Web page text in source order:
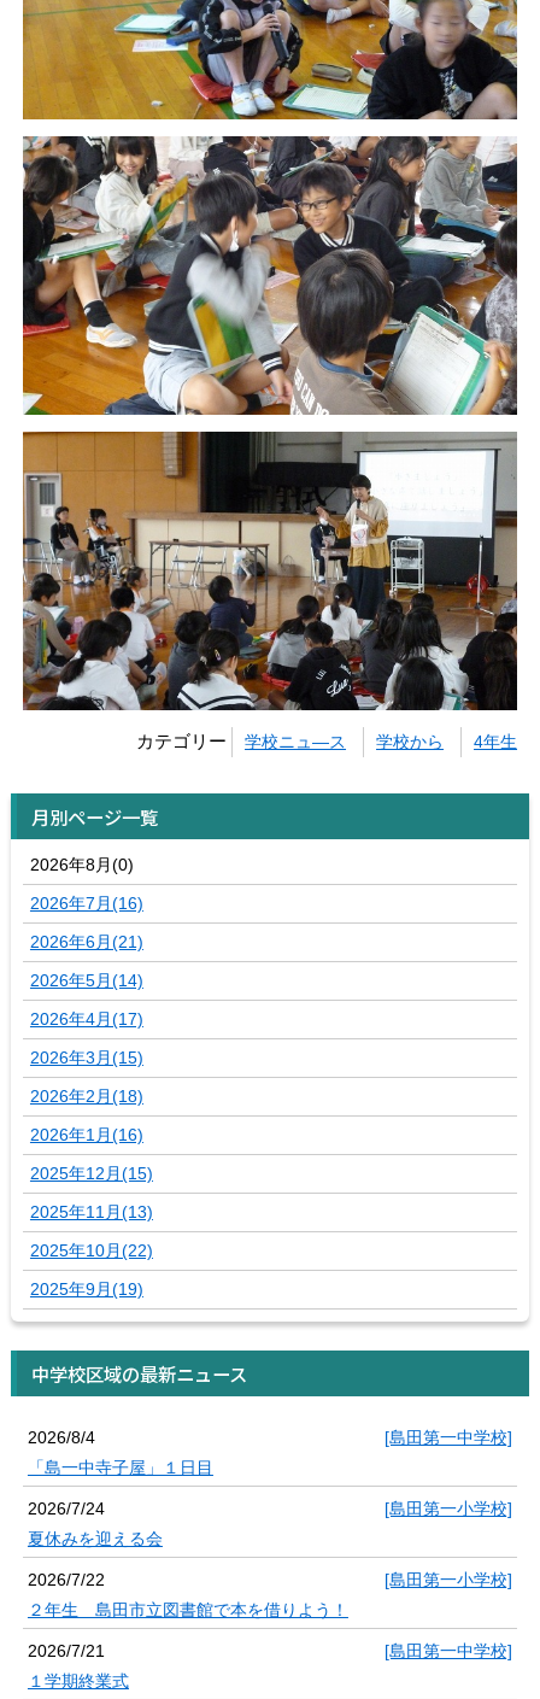
カテゴリー 学校ニュ―ス 学校から 4年生
月別ページ一覧
2026年8月(0)
2026年7月(16)
2026年6月(21)
2026年5月(14)
2026年4月(17)
2026年3月(15)
2026年2月(18)
2026年1月(16)
2025年12月(15)
2025年11月(13)
2025年10月(22)
2025年9月(19)
中学校区域の最新ニュース
2026/8/4
[島田第一中学校]
「島一中寺子屋」１日目
2026/7/24
[島田第一小学校]
夏休みを迎える会
2026/7/22
[島田第一小学校]
２年生 島田市立図書館で本を借りよう！
2026/7/21
[島田第一中学校]
１学期終業式